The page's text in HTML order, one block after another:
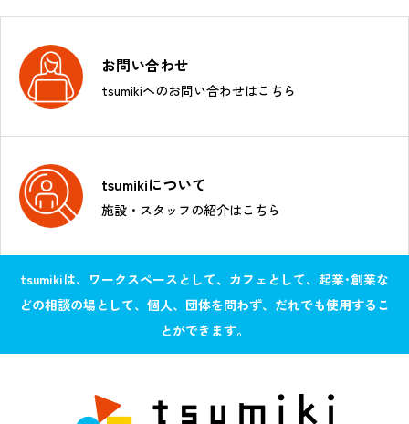
お問い合わせ
tsumikiへのお問い合わせはこちら
tsumikiについて
施設・スタッフの紹介はこちら
tsumikiは、ワークスペースとして、カフェとして、起業･創業な
どの相談の場として、個人、団体を問わず、だれでも使用するこ
とができます。